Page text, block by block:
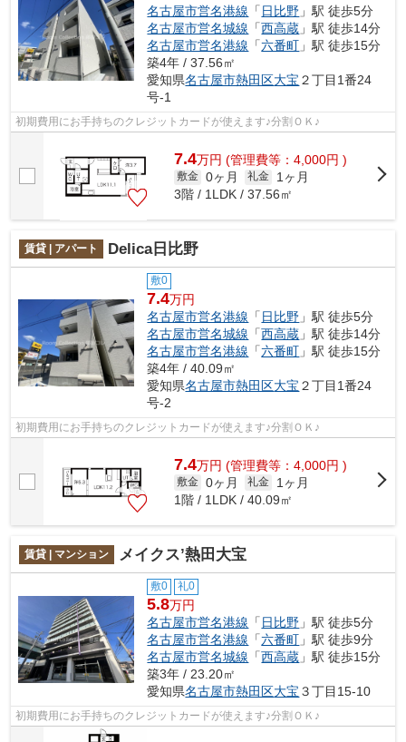
名古屋市営名港線 「 日比野 」駅 徒歩5分
名古屋市営名城線 「西高蔵 」駅 徒歩14分
名古屋市営名港線 「六番町 」駅 徒歩15分
築4年 / 37.56㎡
愛知県名古屋市熱田区大宝 ２丁目1番24
号-1
初期費用にお手持ちのクレジットカードが使えます♪分割ＯＫ♪
7.4万円 (管理費等：4,000円 )
敷金 0ヶ月 礼金
1ヶ月
3階 / 1LDK / 37.56㎡
賃貸 | アパート Delica日比野
敷0
7.4万円
名古屋市営名港線 「 日比野 」駅 徒歩5分
名古屋市営名城線 「西高蔵 」駅 徒歩14分
名古屋市営名港線 「六番町 」駅 徒歩15分
築4年 / 40.09㎡
愛知県名古屋市熱田区大宝 ２丁目1番24
号-2
初期費用にお手持ちのクレジットカードが使えます♪分割ＯＫ♪
7.4万円 (管理費等：4,000円 )
敷金 0ヶ月 礼金
1ヶ月
1階 / 1LDK / 40.09㎡
賃貸 | マンション メイクス’熱田大宝
敷0 礼0
5.8万円
名古屋市営名港線 「 日比野 」駅 徒歩5分
名古屋市営名港線 「六番町 」駅 徒歩9分
名古屋市営名城線 「西高蔵 」駅 徒歩15分
築3年 / 23.20㎡
愛知県名古屋市熱田区大宝 ３丁目15-10
初期費用にお手持ちのクレジットカードが使えます♪分割ＯＫ♪